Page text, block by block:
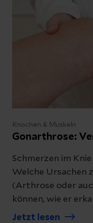
Knochen & Muskeln
Gonarthrose:
Schmerzen im
Welche Ursachen
(Arthrose oder
können, wie er
Behandlungen
Jetzt lesen